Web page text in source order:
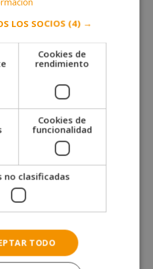
con unos botines o unos
deslumbrante!.
LOS SOCIOS (4) →
Cookies de
rendimiento
Cookies de
funcionalidad
no clasificadas
TODO